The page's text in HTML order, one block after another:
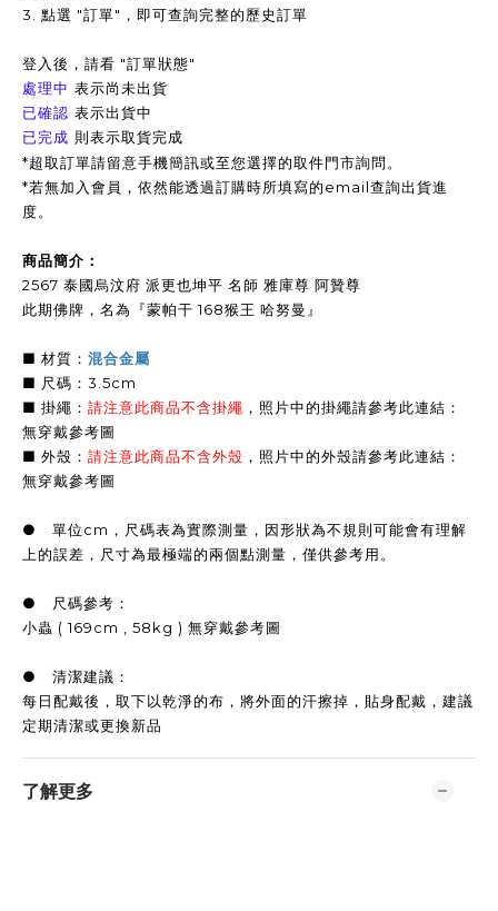
3. 點選 "訂單"，即可查詢完整的歷史訂單
登入後，請看 "訂單狀態"
處理中 表示尚未出貨
已確認 表示出貨中
已完成 則表示取貨完成
*超取訂單請留意手機簡訊或至您選擇的取件門市詢問。
*若無加入會員，依然能透過訂購時所填寫的email查詢出貨進
度。
商品簡介：
2567 泰國烏汶府 派更也坤平 名師 雅庫尊 阿贊尊
此期佛牌，名為『蒙帕干 168猴王 哈努曼』
■ 材質： 混合金屬
■ 尺碼：3.5cm
■ 掛繩： 請注意此商品不含掛繩 ，照片中的掛繩請參考此連結：
無穿戴參考圖
■ 外殼： 請注意此商品不含外殼 ，照片中的外殼請參考此連結：
無穿戴參考圖
● 單位cm，尺碼表為實際測量，因形狀為不規則可能會有理解
上的誤差，尺寸為最極端的兩個點測量，僅供參考用。
● 尺碼參考：
小蟲 ( 169cm , 58kg ) 無穿戴參考圖
● 清潔建議：
每日配戴後，取下以乾淨的布，將外面的汗擦掉，貼身配戴，建議
定期清潔或更換新品
了解更多